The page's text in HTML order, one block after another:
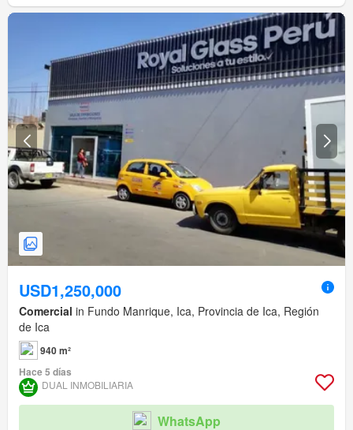
USD1,250,000
Comercial in Fundo Manrique, Ica, Provincia de Ica, Región
de Ica
940 m²
Hace 5 días
DUAL INMOBILIARIA
WhatsApp